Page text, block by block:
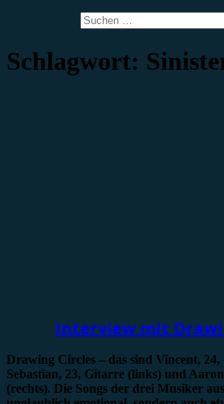
Suchen
nach:
Schlagwort:
Interview mit
Drawing Circles – das sind Vincent, 24,
Sebastian, 23, Gitarre (links) und
(rechts). Die Songs der drei Musiker